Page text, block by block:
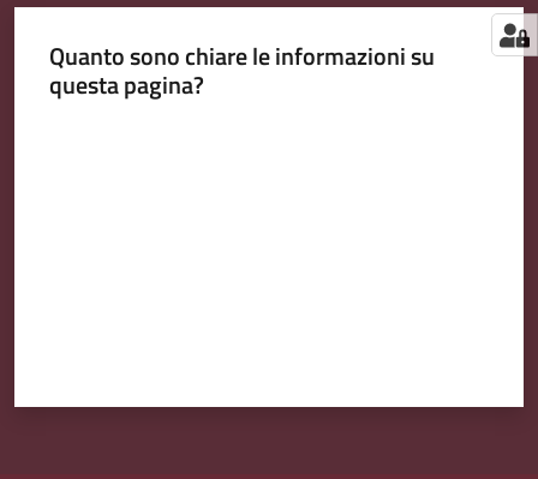
Quanto sono chiare le informazioni su
questa pagina?